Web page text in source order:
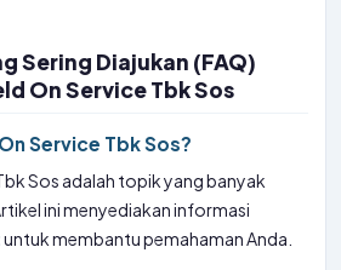
Sering Diajukan (FAQ)
On Service Tbk Sos
Service Tbk Sos?
Sos adalah topik yang banyak
ini menyediakan informasi
untuk membantu pemahaman Anda.